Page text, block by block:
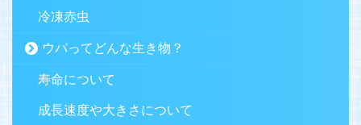
冷凍赤虫
ウパってどんな生き物？
寿命について
成長速度や大きさについて